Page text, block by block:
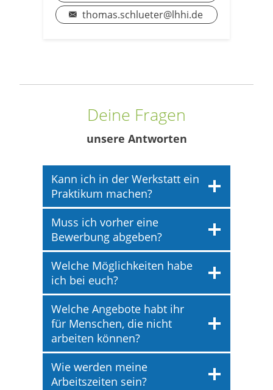
thomas.schlueter@lhhi.de
Deine Fragen
unsere Antworten
Kann ich in der Werkstatt ein
Praktikum machen?
Muss ich vorher eine
Bewerbung abgeben?
Welche Möglichkeiten habe
ich bei euch?
Welche Angebote habt ihr
für Menschen, die nicht
arbeiten können?
Wie werden meine
Arbeitszeiten sein?